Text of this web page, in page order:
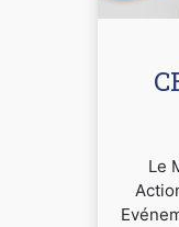
Le